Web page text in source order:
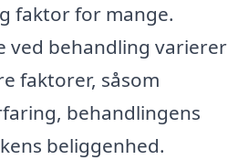
faktor for mange.
ved behandling varierer
faktorer, såsom
behandlingens
beliggenhed.